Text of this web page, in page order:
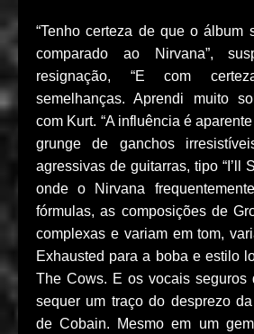
“Tenho certeza de que o álbum
comparado ao Nirvana”,
resignação, “E com
semelhanças. Aprendi muito
com Kurt. “A influência é
grunge de ganchos
agressivas de guitarras, tipo “I’ll
onde o Nirvana
fórmulas, as composições de
complexas e variam em tom,
Exhausted para a boba e estilo
The Cows. E os vocais seguros
sequer um traço do desprezo
de Cobain. Mesmo em um